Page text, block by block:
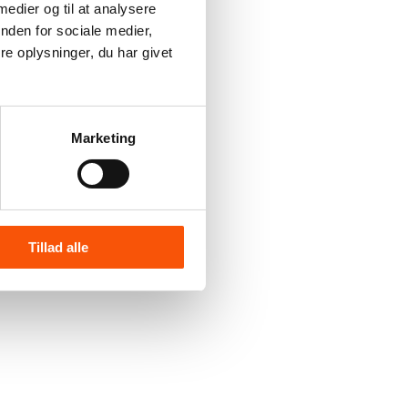
og til at analysere
for sociale medier,
oplysninger, du har givet
Marketing
Tillad alle